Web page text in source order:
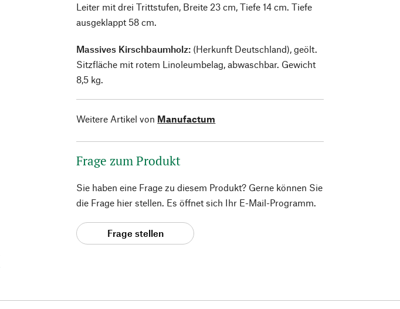
Leiter mit drei Trittstufen, Breite 23 cm, Tiefe 14 cm. Tiefe
ausgeklappt 58 cm.
Massives Kirschbaumholz: (Herkunft Deutschland), geölt.
Sitzfläche mit rotem Linoleumbelag, abwaschbar. Gewicht
8,5 kg.
Weitere Artikel von Manufactum
Frage zum Produkt
Sie haben eine Frage zu diesem Produkt? Gerne können Sie
die Frage hier stellen. Es öffnet sich Ihr E-Mail-Programm.
Frage stellen